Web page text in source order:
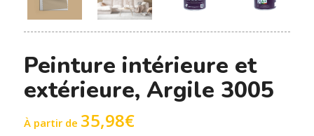
Peinture intérieure et
extérieure, Argile 3005
À partir de 35,98€